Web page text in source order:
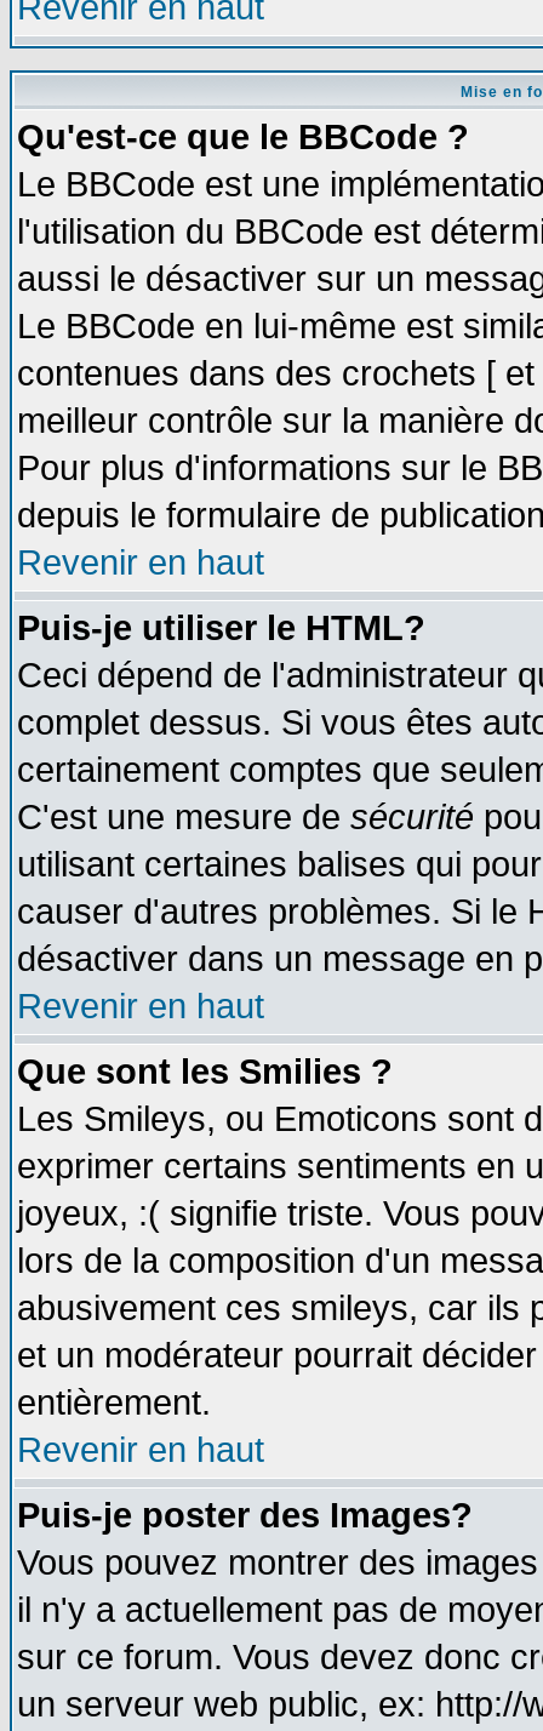
Mise en
Qu'est-ce que le BBCode ?
Le BBCode est une
l'utilisation du BBCode est
aussi le désactiver sur un
Le BBCode en lui-même est
contenues dans des crochets [
meilleur contrôle sur la manière
Pour plus d'informations sur le
depuis le formulaire de
Revenir en haut
Puis-je utiliser le HTML?
Ceci dépend de l'administrateur
complet dessus. Si vous êtes
certainement comptes que
C'est une mesure de sécurité
utilisant certaines balises qui
causer d'autres problèmes. Si le
désactiver dans un message en
Revenir en haut
Que sont les Smilies ?
Les Smileys, ou Emoticons sont
exprimer certains sentiments en
joyeux, :( signifie triste. Vous
lors de la composition d'un
abusivement ces smileys, car ils
et un modérateur pourrait
entièrement.
Revenir en haut
Puis-je poster des Images?
Vous pouvez montrer des
il n'y a actuellement pas de
sur ce forum. Vous devez donc
un serveur web public, ex: http://